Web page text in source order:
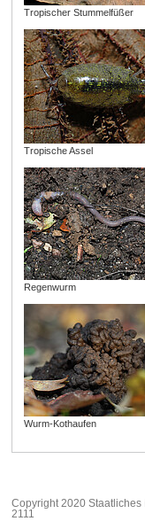
Tropischer Stummelfüßer
Tropische Assel
Regenwurm
Wurm-Kothaufen
Copyright 2020 Staatliches
2111